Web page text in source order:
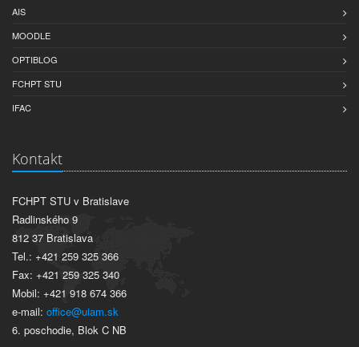
AIS
MOODLE
OPTIBLOG
FCHPT STU
IFAC
Kontakt
FCHPT STU v Bratislave
Radlinského 9
812 37 Bratislava
Tel.: +421 259 325 366
Fax: +421 259 325 340
Mobil: +421 918 674 366
e-mail: office@uiam.sk
6. poschodie, Blok C NB